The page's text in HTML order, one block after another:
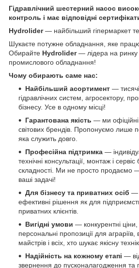
Гідравлічний шестерний насос
контроль і має відповідні
Hydrolider— найбільший гіпермаркет
Шукаєте потужне обладнання, яке
Обирайте Hydrolider— лідера на ринку
промислового обладнання!
Чому обирають саме нас:
Найбільший асортимент —
гідравлічних систем, агросектору,
бізнесу. Усе в одному місці!
Гарантована якість — ми
світових брендів. Пропонуємо лише
яка служить довго.
Професійна підтримка —
технічні консультації, монтаж і сервіс
складності. Ми не просто продаємо
ваші задачі!
Для бізнесу та приватних осіб —
ефективні рішення як для
приватних клієнтів.
Вигідні умови — конкурентні
персональні пропозиції для аграріїв,
майстрів і всіх, хто шукає якісну
Надійність на кожному етапі —
звернення до пусконалагодження та